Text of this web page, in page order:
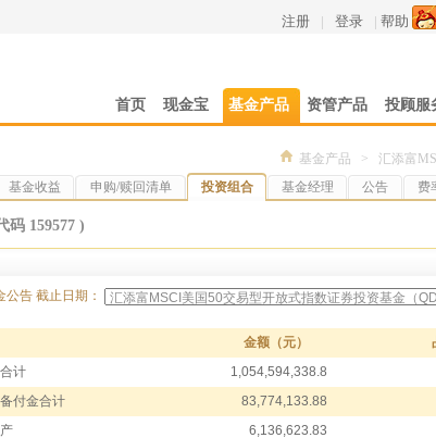
注册 | 登录 | 帮助
首页 现金宝 基金产品 资管产品 投顾服
基金产品 > 汇添富
基金收益 申购/赎回清单 投资组合 基金经理 公告 费
码 159577 )
公告 截止日期：
金额（元）
计 1,054,594,338.8
付金合计 83,774,133.88
6,136,623.83